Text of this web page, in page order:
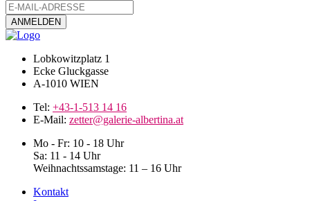
Lobkowitzplatz 1
Ecke Gluckgasse
A-1010 WIEN
Tel: +43-1-513 14 16
E-Mail: zetter@galerie-albertina.at
Mo - Fr: 10 - 18 Uhr
Sa: 11 - 14 Uhr
Weihnachtssamstage: 11 – 16 Uhr
Kontakt